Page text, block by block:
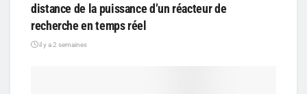
distance de la puissance d’un réacteur de
recherche en temps réel
il y a 2 semaines